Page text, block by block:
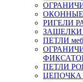
ОКОННЫЕ
РИГЕЛИ
ЗАЩЕЛКИ
ПЕТЛИ
ПЕТЛИ
ЦЕПОЧКА